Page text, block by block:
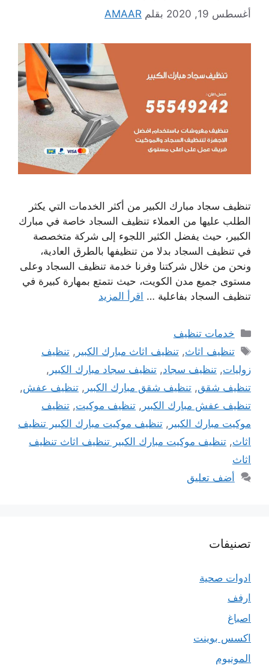
أغسطس 19, 2020 بقلم AMAAR
تنظيف سجاد مبارك الكبير من أكثر الخدمات التي يكثر
الطلب عليها من العملاء تنظيف السجاد خاصة في مبارك
الكبير، حيث يفضل الكثير اللجوء إلى شركة متخصصة
في تنظيف السجاد بدلا من تنظيفها بالطرق العادية،
ونحن من خلال شركتنا وفرنا خدمة تنظيف السجاد وعلى
مستوى جميع مدن الكويت، حيث نتمتع بمهارة كبيرة في
تنظيف السجاد بفاعلية … اقرأ المزيد
التصنيفات
خدمات تنظيف
الوسوم
تنظيف اثاث,تنظيف اثاث مبارك الكبير ,تنظيف
زوليات, تنظيف سجاد, تنظيف سجاد مبارك الكبير ,
تنظيف شقق, تنظيف شقق مبارك الكبير , تنظيف عفش,
تنظيف عفش مبارك الكبير , تنظيف موكيت, تنظيف
موكيت مبارك الكبير , تنظيف موكيت مبارك الكبير تنظيف
اثاث, تنظيف موكيت مبارك الكبير تنظيف اثاث تنظيف
اثاث
أضف تعليق
تصنيفات
ادوات صحية
ارفف
اصباغ
اكسس بوينت
المونيوم